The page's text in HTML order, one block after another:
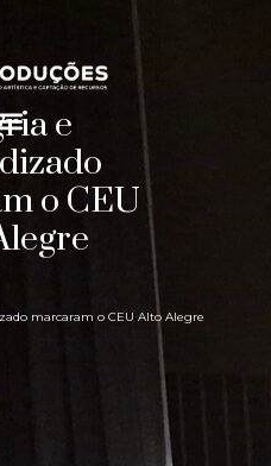
e
o CEU
marcaram o CEU Alto Alegre